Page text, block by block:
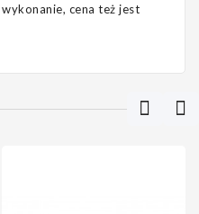
cena też jest